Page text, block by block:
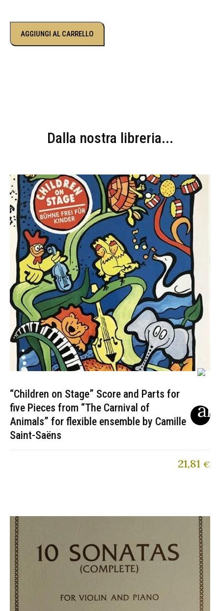
AGGIUNGI AL CARRELLO
Dalla nostra libreria...
“Children on Stage” Score and Parts for
five Pieces from “The Carnival of
Animals” for flexible ensemble by Camille
Saint-Saëns
21,81 €